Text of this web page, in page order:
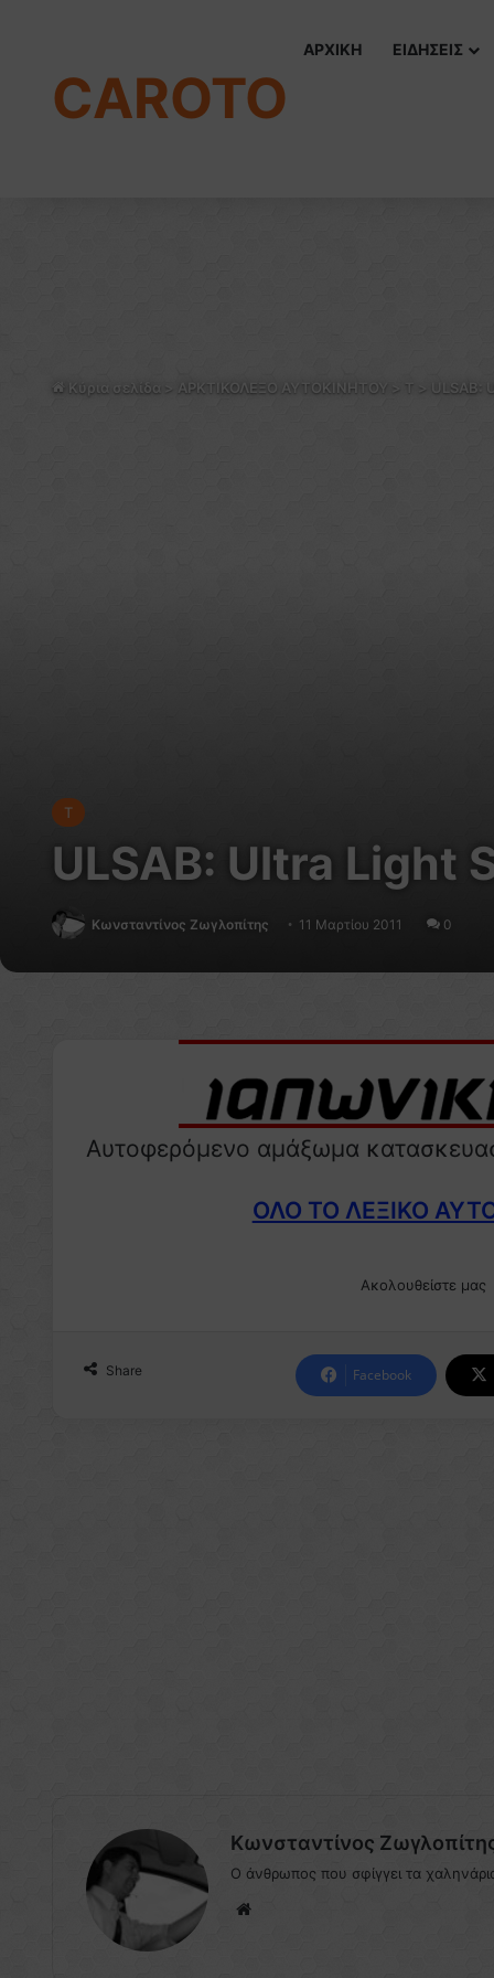
CAROTO
ΑΡΧΙΚΗ ΕΙΔΗΣΕΙΣ
Κύρια σελίδα > ΑΡΚΤΙΚΟΛΕΞΟ ΑΥΤΟΚΙΝΗΤΟΥ > T >
T
ULSAB: Ultra Light
Κωνσταντίνος Ζωγλοπίτης 11 Μαρτίου 2011 0
Αυτοφερόμενο αμάξωμα
ΟΛΟ ΤΟ ΛΕΞΙΚΟ
Ακολουθείστε μας
Share Facebook
Κωνσταντίνος
Ο άνθρωπος που σφίγγει τα